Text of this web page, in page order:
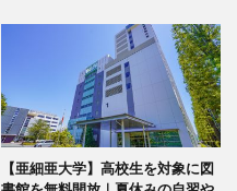
【亜細亜大学】高校生を対象に図